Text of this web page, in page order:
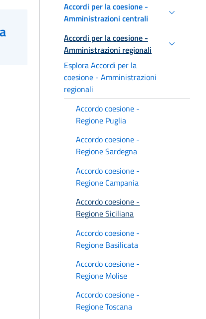
Accordi per la coesione -
Amministrazioni centrali
Accordi per la coesione -
Amministrazioni regionali
Esplora Accordi per la
coesione - Amministrazioni
regionali
Accordo coesione -
Regione Puglia
Accordo coesione -
Regione Sardegna
Accordo coesione -
Regione Campania
Accordo coesione -
Regione Siciliana
Accordo coesione -
Regione Basilicata
Accordo coesione -
Regione Molise
Accordo coesione -
Regione Toscana